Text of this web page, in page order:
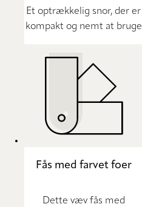
Et optrækkelig snor, der er
kompakt og nemt at bruge
Fås med farvet foer
Dette væv fås med